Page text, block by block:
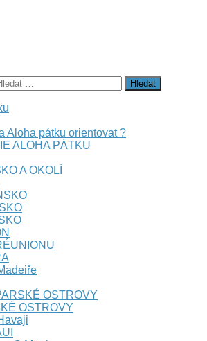
Aloha pátku orientovat ?
ALOHA PÁTKU
A OKOLÍ
OSTROVY
OSTROVY